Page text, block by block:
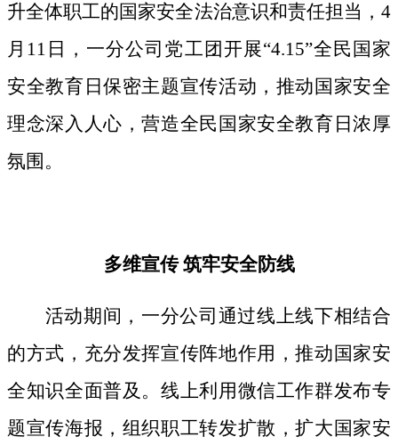
升全体职工的国家安全法治意识和责任担当， 4
月11日，一分公司党工团开展“4.15”全民国家
安全教育日保密主题宣传活动，推动国家安全
理念深入人心，营造全民国家安全教育日浓厚
氛围。
多维宣传筑牢安全防线
活动期间， 一分公司通过线上线下相结合
的方式， 充分发挥宣传阵地作用，推动国家安
全知识全面普及。线上利用微信工作群发布专
题宣传海报，组织职工转发扩散，扩大国家安